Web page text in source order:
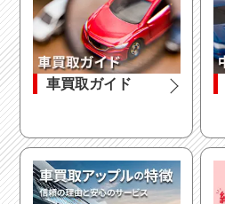
フルエアロ
アルミホイール
フルフラット
ウォークスルー
車買取ガイド